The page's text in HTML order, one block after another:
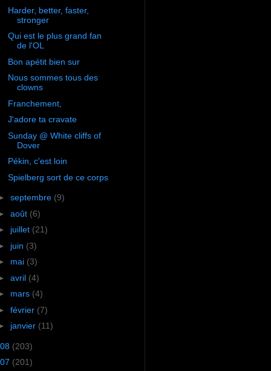
Harder, better, faster,
stronger
Qui est le plus grand fan
de l'OL
Bon apétit bien sur
Nous sommes tous des
clowns
Franchement,
J'adore ta cravate
Sunday @ White cliffs of
Dover
Pékin, c'est loin
Spielberg sort de ce corps
septembre (9)
août (6)
juillet (21)
juin (3)
mai (3)
avril (4)
mars (4)
février (7)
janvier (11)
08 (203)
07 (201)